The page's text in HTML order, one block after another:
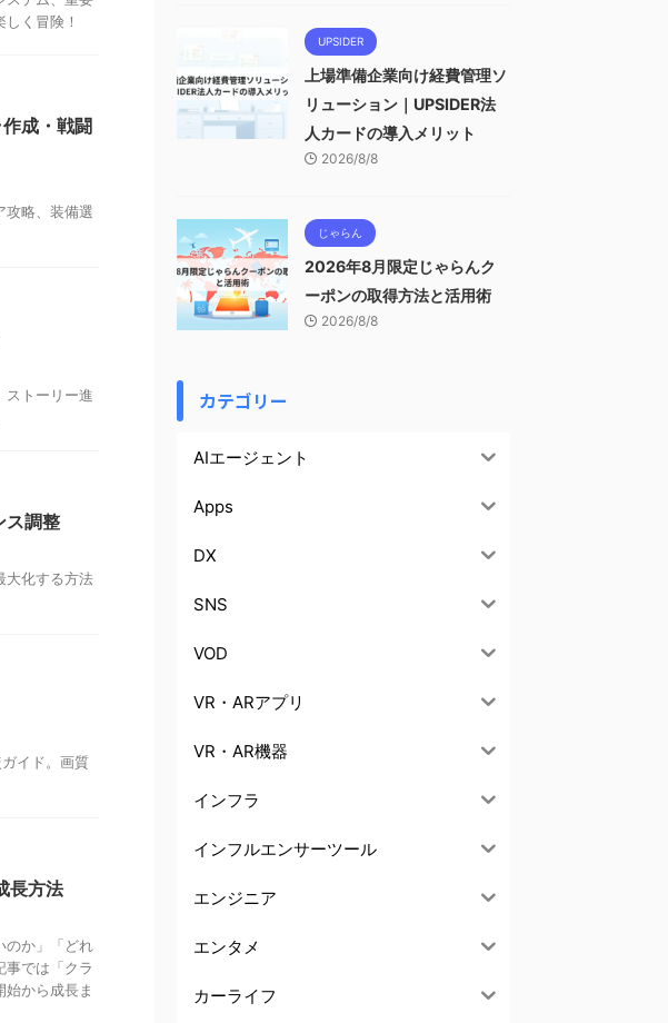
く冒険！
成・戦闘
略、装備選
トーリー進
ス調整
大化する方法
イド。画質
長方法
のか」「どれ
事では「クラ
から成長ま
UPSIDER
上場準備企業向け経費管理ソ
リューション｜UPSIDER法
人カードの導入メリット
2026/8/8
じゃらん
2026年8月限定じゃらんク
ーポンの取得方法と活用術
2026/8/8
カテゴリー
AIエージェント
Apps
DX
SNS
VOD
VR・ARアプリ
VR・AR機器
インフラ
インフルエンサーツール
エンジニア
エンタメ
カーライフ